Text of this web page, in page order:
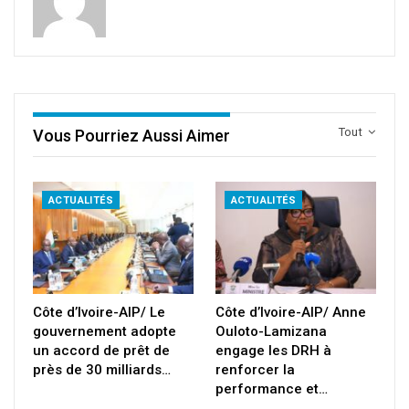
Tout
Vous Pourriez Aussi Aimer
ACTUALITÉS
Côte d’Ivoire-AIP/ Le
gouvernement adopte
un accord de prêt de
près de 30 milliards…
ACTUALITÉS
Côte d’Ivoire-AIP/ Anne
Ouloto-Lamizana
engage les DRH à
renforcer la
performance et…